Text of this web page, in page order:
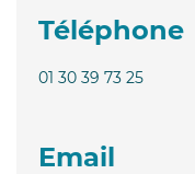
Téléphone
01 30 39 73 25
Email